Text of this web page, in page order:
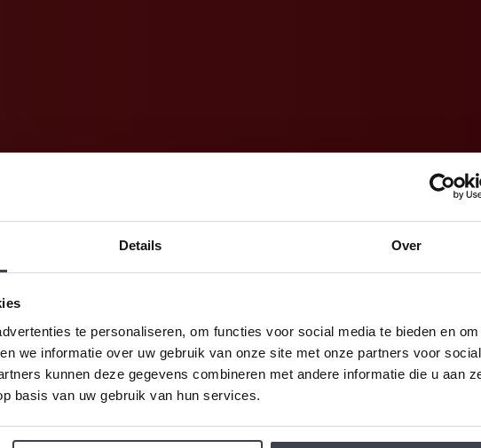
Details Over
te personaliseren, om functies voor social media te bieden en om
we informatie over uw gebruik van onze site met onze partners voor social
kunnen deze gegevens combineren met andere informatie die u aan
basis van uw gebruik van hun services.
stucwerk klaar in mijn woning?